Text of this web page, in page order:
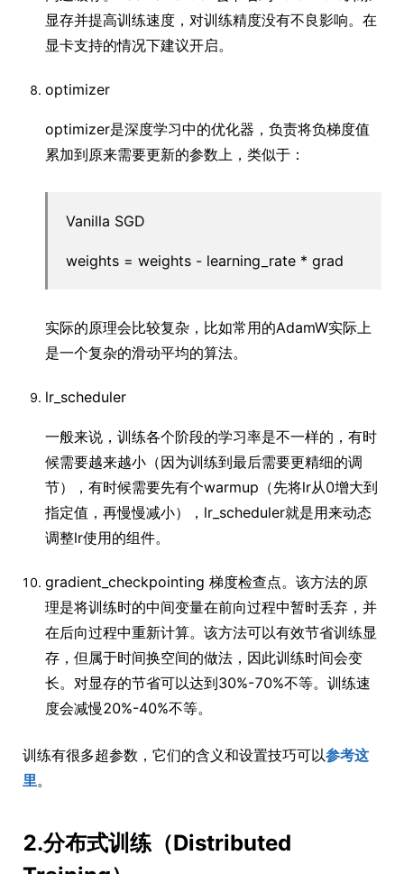
显存并提高训练速度，对训练精度没有不良影响。在
显卡支持的情况下建议开启。
optimizer
optimizer是深度学习中的优化器，负责将负梯度值
累加到原来需要更新的参数上，类似于：
Vanilla SGD
weights = weights - learning_rate * grad
实际的原理会比较复杂，比如常用的AdamW实际上
是一个复杂的滑动平均的算法。
lr_scheduler
一般来说，训练各个阶段的学习率是不一样的，有时
候需要越来越小（因为训练到最后需要更精细的调
节），有时候需要先有个warmup（先将lr从0增大到
指定值，再慢慢减小），lr_scheduler就是用来动态
调整lr使用的组件。
gradient_checkpointing 梯度检查点。该方法的原
理是将训练时的中间变量在前向过程中暂时丢弃，并
在后向过程中重新计算。该方法可以有效节省训练显
存，但属于时间换空间的做法，因此训练时间会变
长。对显存的节省可以达到30%-70%不等。训练速
度会减慢20%-40%不等。
训练有很多超参数，它们的含义和设置技巧可以参考这
里。
2.分布式训练（Distributed